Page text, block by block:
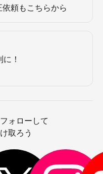
頼もこちらから
！
ォローして
取ろう